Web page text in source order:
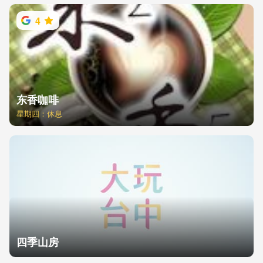
4
东香咖啡
星期四：休息
四季山房